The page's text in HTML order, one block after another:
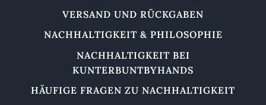
VERSAND UND RÜCKGABEN
NACHHALTIGKEIT & PHILOSOPHIE
NACHHALTIGKEIT BEI
KUNTERBUNTBYHANDS
HÄUFIGE FRAGEN ZU NACHHALTIGKEIT